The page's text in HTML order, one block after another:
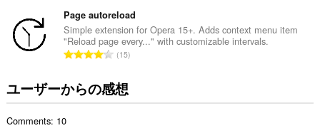
extension
can
create
display
them
you
の
総
数
：
Page autoreload
Simple extension for Opera 15+. Adds context menu item
"Reload page every..." with customizable intervals.
評
の
総
15
ユーザーからの感想
Comments: 10